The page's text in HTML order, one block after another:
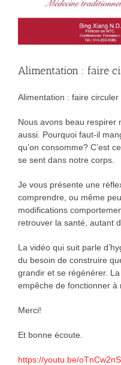
l&apos;image
Alimentation : faire
Alimentation : faire circuler
Nous avons beau respirer
aussi. Pourquoi faut-il
qu’on consomme? C’est
se sent dans notre corps.
Je vous présente une
comprendre, ou même
modifications
retrouver la santé, autant
La vidéo qui suit parle
du besoin de construire
grandir et se régénérer.
empêche de fonctionner à
Merci!
Et bonne écoute.
https://youtu.be/